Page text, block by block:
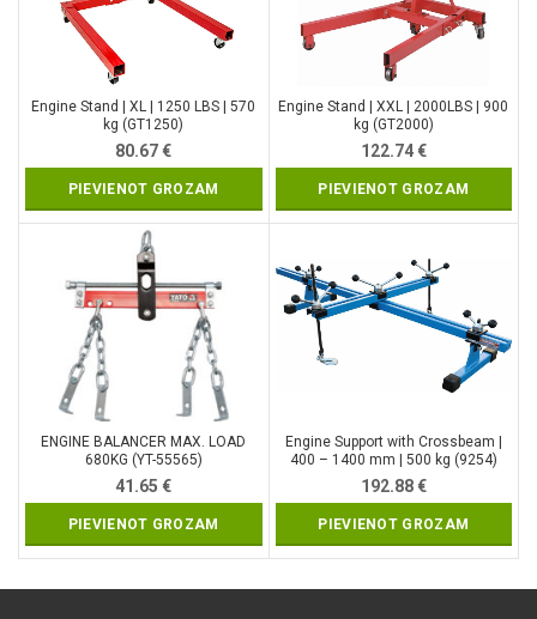
Engine Stand | XL | 1250 LBS | 570
kg (GT1250)
80.67€
PIEVIENOT GROZAM
Engine Stand | XXL | 2000LBS | 900
kg (GT2000)
122.74€
PIEVIENOT GROZAM
ENGINE BALANCER MAX. LOAD
680KG (YT-55565)
41.65€
PIEVIENOT GROZAM
Engine Support with Crossbeam |
400 – 1400 mm | 500 kg (9254)
192.88€
PIEVIENOT GROZAM